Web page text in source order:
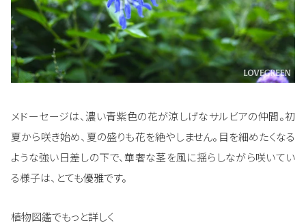
メドーセージは、濃い青紫色の花が涼しげなサルビアの仲間。初
夏から咲き始め、夏の盛りも花を絶やしません。目を細めたくなる
ような強い日差しの下で、華奢な茎を風に揺らしながら咲いてい
る様子は、とても優雅です。
植物図鑑でもっと詳しく